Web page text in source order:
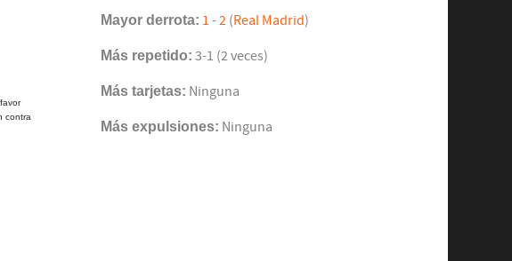
contra
Mayor derrota: 1 - 2(Real Madrid)
Más repetido: 3-1 (2 veces)
Más tarjetas: Ninguna
Más expulsiones: Ninguna